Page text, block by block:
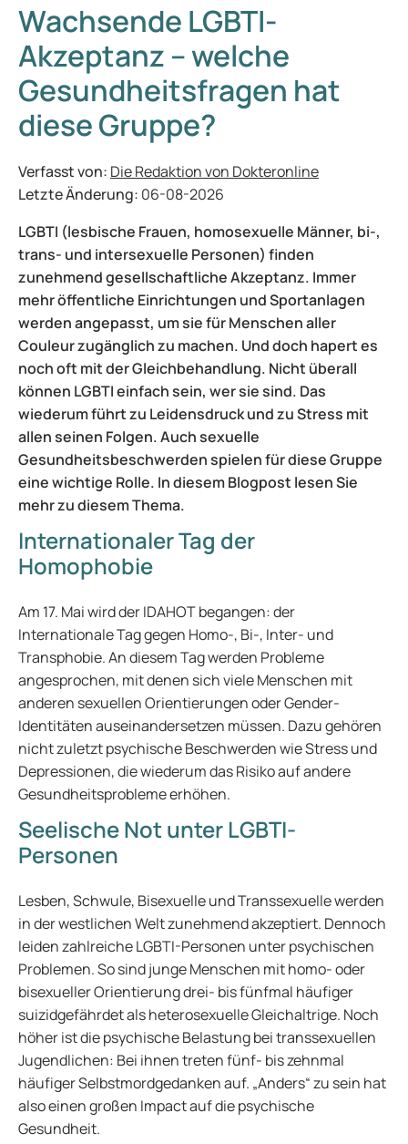
Wachsende LGBTI-
Akzeptanz – welche
Gesundheitsfragen hat
diese Gruppe?
Verfasst von: Die Redaktion von Dokteronline
Letzte Änderung: 06-08-2026
LGBTI (lesbische Frauen, homosexuelle Männer, bi-,
trans- und intersexuelle Personen) finden
zunehmend gesellschaftliche Akzeptanz. Immer
mehr öffentliche Einrichtungen und Sportanlagen
werden angepasst, um sie für Menschen aller
Couleur zugänglich zu machen. Und doch hapert es
noch oft mit der Gleichbehandlung. Nicht überall
können LGBTI einfach sein, wer sie sind. Das
wiederum führt zu Leidensdruck und zu Stress mit
allen seinen Folgen. Auch sexuelle
Gesundheitsbeschwerden spielen für diese Gruppe
eine wichtige Rolle. In diesem Blogpost lesen Sie
mehr zu diesem Thema.
Internationaler Tag der
Homophobie
Am 17. Mai wird der IDAHOT begangen: der
Internationale Tag gegen Homo-, Bi-, Inter- und
Transphobie. An diesem Tag werden Probleme
angesprochen, mit denen sich viele Menschen mit
anderen sexuellen Orientierungen oder Gender-
Identitäten auseinandersetzen müssen. Dazu gehören
nicht zuletzt psychische Beschwerden wie Stress und
Depressionen, die wiederum das Risiko auf andere
Gesundheitsprobleme erhöhen.
Seelische Not unter LGBTI-
Personen
Lesben, Schwule, Bisexuelle und Transsexuelle werden
in der westlichen Welt zunehmend akzeptiert. Dennoch
leiden zahlreiche LGBTI-Personen unter psychischen
Problemen. So sind junge Menschen mit homo- oder
bisexueller Orientierung drei- bis fünfmal häufiger
suizidgefährdet als heterosexuelle Gleichaltrige. Noch
höher ist die psychische Belastung bei transsexuellen
Jugendlichen: Bei ihnen treten fünf- bis zehnmal
häufiger Selbstmordgedanken auf. „Anders“ zu sein hat
also einen großen Impact auf die psychische
Gesundheit.